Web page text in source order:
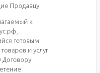
Продавцу.
к
готовым
и услуг.
Договору